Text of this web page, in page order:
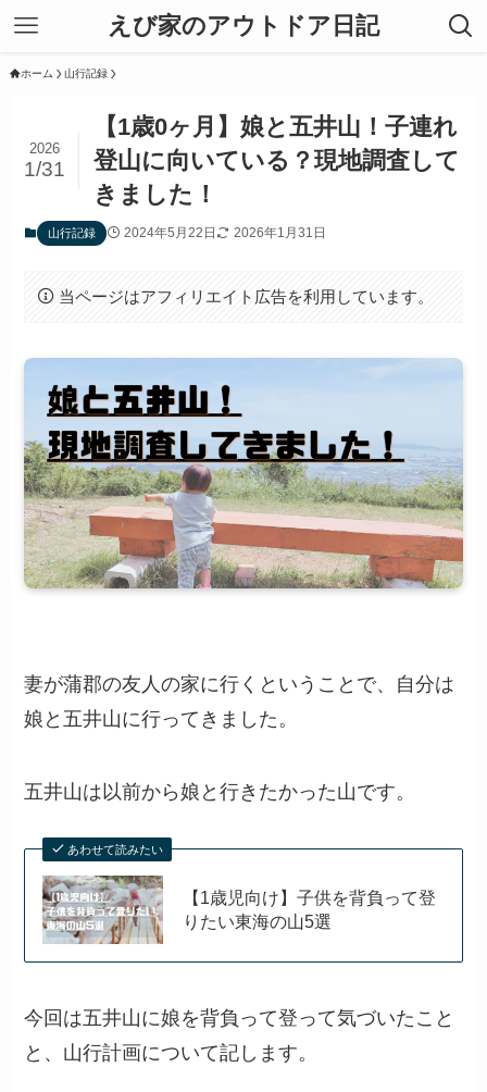
えび家のアウトドア日記
ホーム 山行記録
【1歳0ヶ月】娘と五井山！子連れ
登山に向いている？現地調査して
きました！
2026
1/31
山行記録 2024年5月22日 2026年1月31日
当ページはアフィリエイト広告を利用しています。
妻が蒲郡の友人の家に行くということで、自分は
娘と五井山に行ってきました。
五井山は以前から娘と行きたかった山です。
あわせて読みたい
【1歳児向け】子供を背負って登
りたい東海の山5選
今回は五井山に娘を背負って登って気づいたこと
と、山行計画について記します。